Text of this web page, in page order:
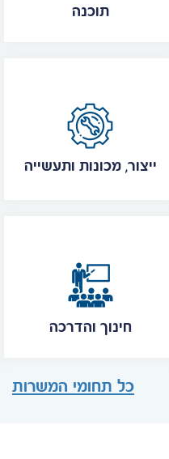
תוכנה
ייצור, מכונות ותעשייה
חינוך והדרכה
כל תחומי המשרות